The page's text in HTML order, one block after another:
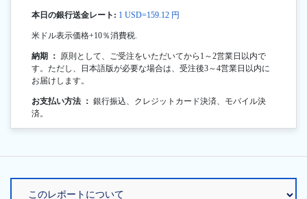
本日の銀行送金レート: 1 USD=159.12 円
米ドル表示価格+10％消費税.
納期 ： 原則として、ご受注をいただいてから1～2営業日以内で
す。ただし、日本語版が必要な場合は、受注後3～4営業日以内に
お届けします。
お支払い方法 ： 銀行振込、クレジットカード決済、モバイル決
済。